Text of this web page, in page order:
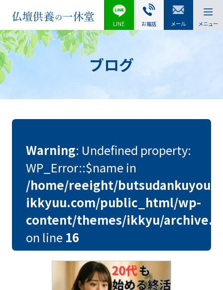
LINE お電話 メール メニュー
ブログ
Warning: Undefined property:
WP_Error::$name in
/home/reeight/butsudankuyou-
ikkyuu.com/public_html/wp-
content/themes/ikkyu/
on line 16